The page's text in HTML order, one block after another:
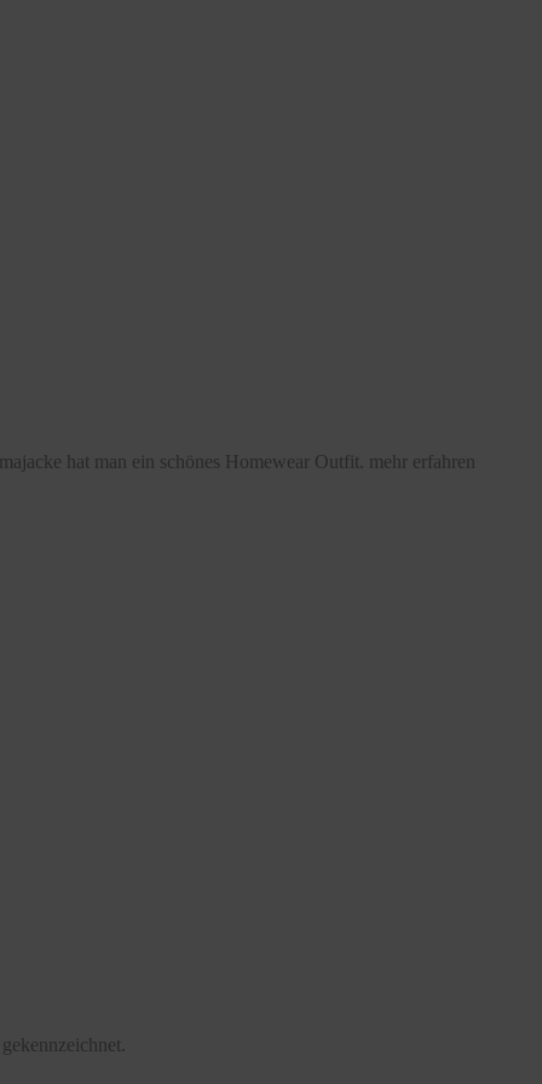
hat man ein schönes Homewear Outfit. mehr erfahren